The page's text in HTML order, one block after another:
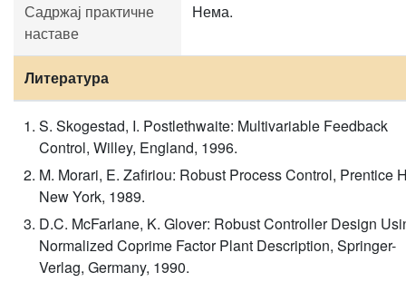
Садржај практичне
наставе
Нема.
Литература
S. Skogestad, I. Postlethwaite: Multivariable Feedback
Control, Willey, England, 1996.
M. Morari, E. Zafiriou: Robust Process Control, Prentice
New York, 1989.
D.C. McFarlane, K. Glover: Robust Controller Design
Normalized Coprime Factor Plant Description, Springer-
Verlag, Germany, 1990.